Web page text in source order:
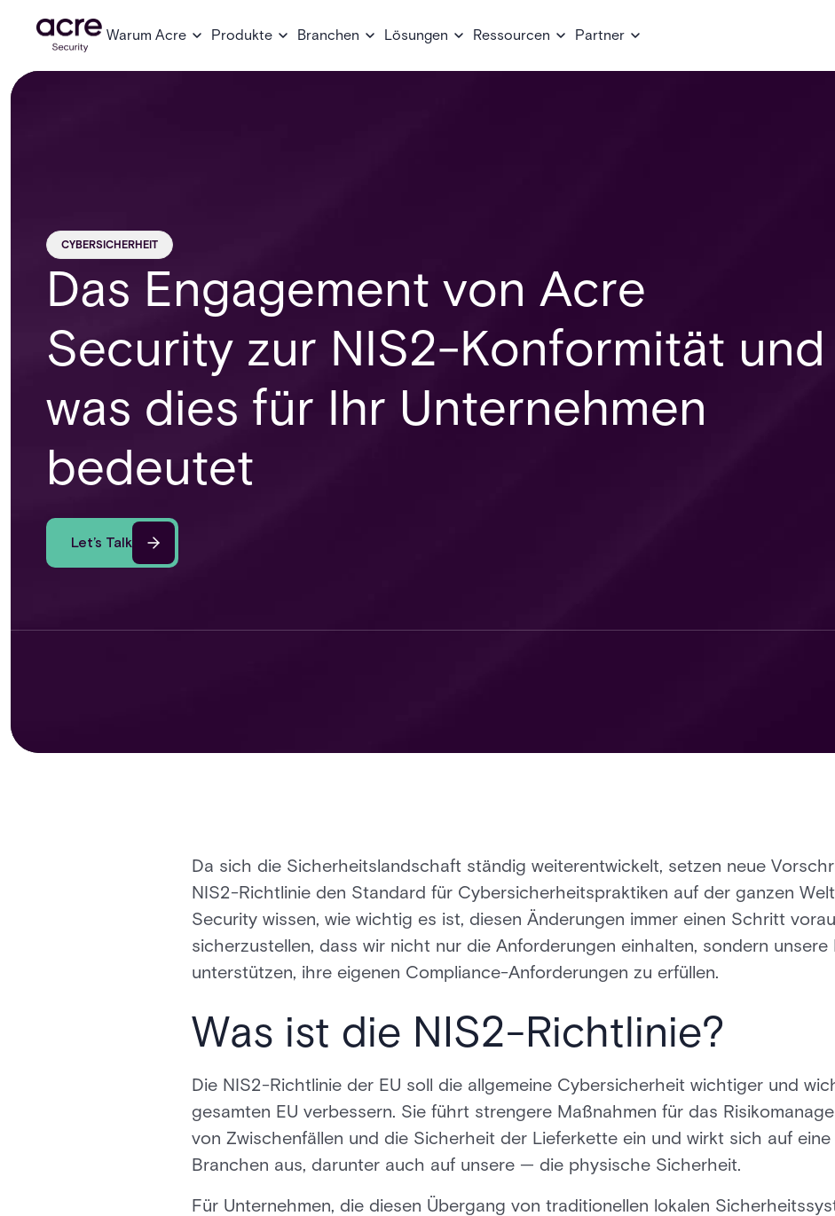
Warum Acre Produkte Branchen Lösungen Ressourcen Partner
CYBERSICHERHEIT
Das Engagement von Acre
Security zur NIS2-Konformität und
was dies für Ihr Unternehmen
bedeutet
Let’s Talk
Da sich die Sicherheitslandschaft ständig weiterentwickelt, setzen neue
NIS2-Richtlinie den Standard für Cybersicherheitspraktiken auf der ganzen
Security wissen, wie wichtig es ist, diesen Änderungen immer einen Schritt
sicherzustellen, dass wir nicht nur die Anforderungen einhalten, sondern
unterstützen, ihre eigenen Compliance-Anforderungen zu erfüllen.
Was ist die NIS2-Richtlinie?
Die NIS2-Richtlinie der EU soll die allgemeine Cybersicherheit wichtiger und
gesamten EU verbessern. Sie führt strengere Maßnahmen für das
von Zwischenfällen und die Sicherheit der Lieferkette ein und wirkt sich auf eine
Branchen aus, darunter auch auf unsere — die physische Sicherheit.
Für Unternehmen, die diesen Übergang von traditionellen lokalen